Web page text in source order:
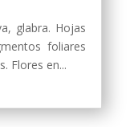
glabra. Hojas
foliares
Flores en...